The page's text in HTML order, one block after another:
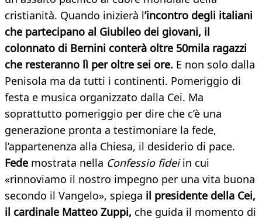
cristianità. Quando inizierà l’incontro degli italiani
che partecipano al Giubileo dei giovani, il
colonnato di Bernini conterà oltre 50mila ragazzi
che resteranno lì per oltre sei ore. E non solo dalla
Penisola ma da tutti i continenti. Pomeriggio di
festa e musica organizzato dalla Cei. Ma
soprattutto pomeriggio per dire che c’è una
generazione pronta a testimoniare la fede,
l’appartenenza alla Chiesa, il desiderio di pace.
Fede mostrata nella Confessio fideiin cui
«rinnoviamo il nostro impegno per una vita buona
secondo il Vangelo», spiega il presidente della Cei,
il cardinale Matteo Zuppi, che guida il momento di